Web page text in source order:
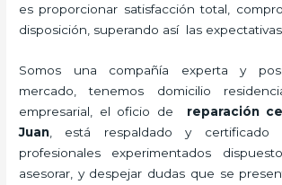
es proporcionar satisfacción total,
disposición, superando así las expectativas.
Somos una compañía experta y
mercado, tenemos domicilio
empresarial, el oficio de reparación
Juan , está respaldado y
profesionales experimentados
asesorar, y despejar dudas que se